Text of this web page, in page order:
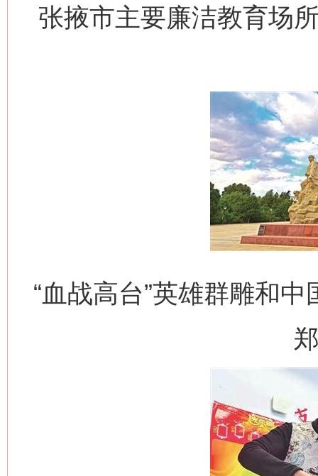
张掖市主要廉洁教育场
“血战高台”英雄群雕和